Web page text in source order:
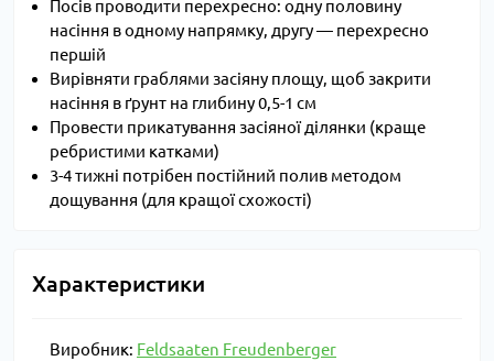
Посів проводити перехресно: одну половину
насіння в одному напрямку, другу — перехресно
першій
Вирівняти граблями засіяну площу, щоб закрити
насіння в ґрунт на глибину 0,5-1 см
Провести прикатування засіяної ділянки (краще
ребристими катками)
3-4 тижні потрібен постійний полив методом
дощування (для кращої схожості)
Характеристики
Виробник: Feldsaaten Freudenberger